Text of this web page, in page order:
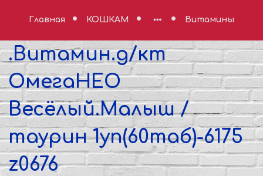
Главная КОШКАМ Витамины
.Витамин.д/кт
ОмегаНЕО
Весёлый.Малыш /
таурин 1уп(60таб)-6175
z0676